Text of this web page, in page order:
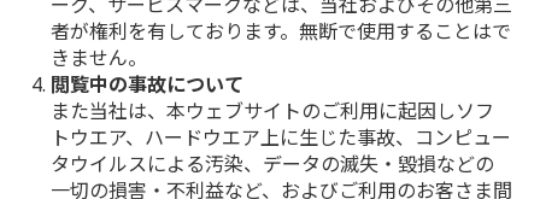
者が権利を有しております。無断で使用することはで
きません。
閲覧中の事故について
また当社は、本ウェブサイトのご利用に起因しソフ
トウエア、ハードウエア上に生じた事故、コンピュー
タウイルスによる汚染、データの滅失・毀損などの
一切の損害・不利益など、およびご利用のお客さま間